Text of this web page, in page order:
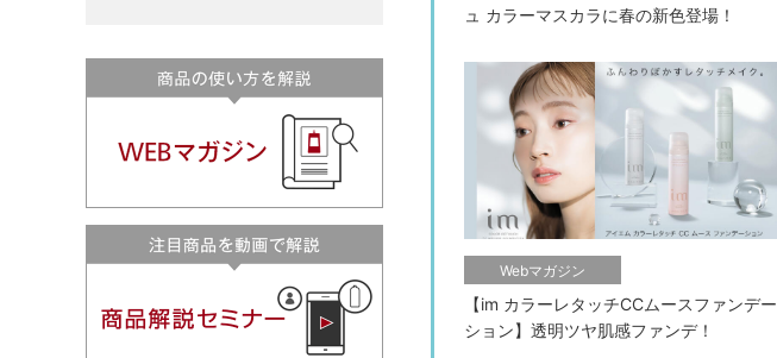
ュ カラーマスカラに春の新色登場！
Webマガジン
【im カラーレタッチCCムースファンデー
ション】透明ツヤ肌感ファンデ！